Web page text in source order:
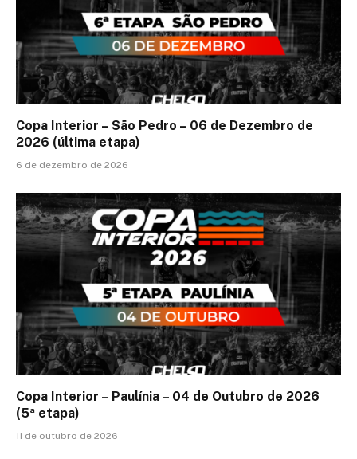
Copa Interior – São Pedro – 06 de Dezembro de
2026 (última etapa)
6 de dezembro de 2026
Copa Interior – Paulínia – 04 de Outubro de 2026
(5ª etapa)
11 de outubro de 2026